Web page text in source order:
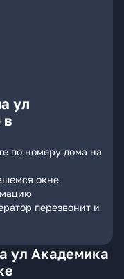
ул
в
по номеру дома на
окне
перезвонит и
ул Академика